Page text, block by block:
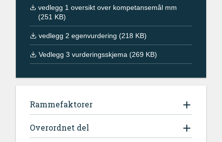
vedlegg 1 oversikt over kompetansemål mm
(251 KB)
vedlegg 2 egenvurdering (218 KB)
Vedlegg 3 vurderingsskjema (269 KB)
Rammefaktorer
Overordnet del